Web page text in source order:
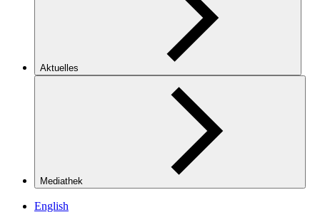
Aktuelles
Mediathek
English